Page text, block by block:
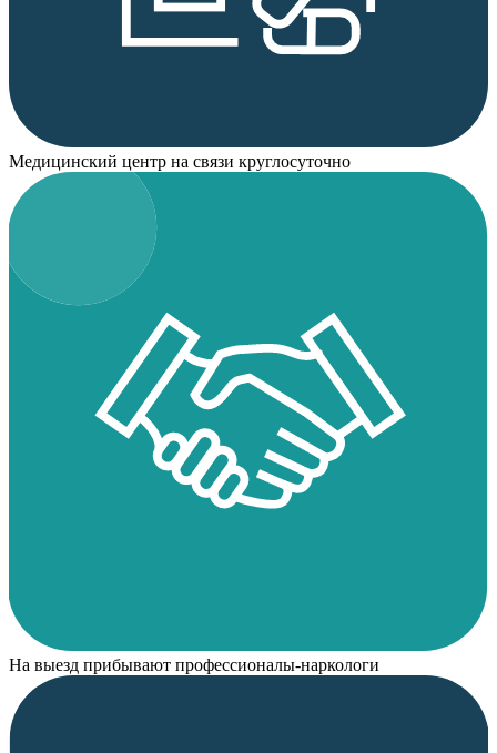
Медицинский центр на связи круглосуточно
На выезд прибывают профессионалы-наркологи